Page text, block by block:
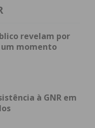
promovendo a
entrega dos
“Move-te de
participantes.
Básica de
revelam por
um momento
à GNR em